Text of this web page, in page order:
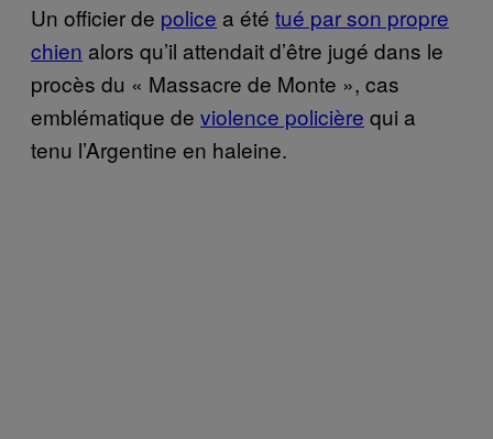
Un officier de police a été tué par son propre
chien alors qu’il attendait d’être jugé dans le
procès du « Massacre de Monte », cas
emblématique de violence policière qui a
tenu l’Argentine en haleine.